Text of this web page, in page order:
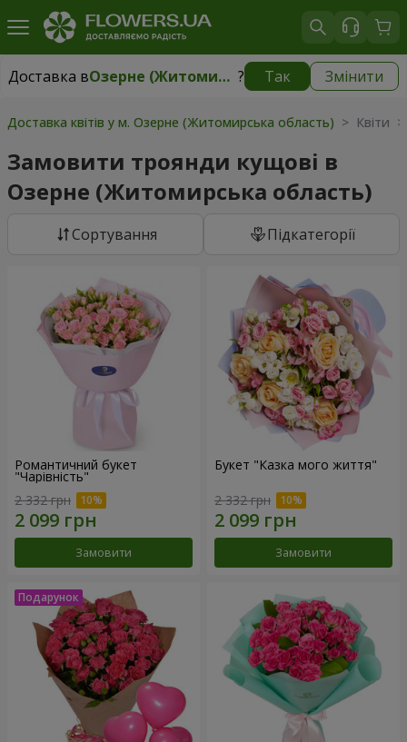
Доставка в Озерне (Житомирська область) ? Так Змінити
Доставка в безкоштовно
Доставка квітів у м. Озерне (Житомирська область) > Квіти
Замовити троянди кущові в
Озерне (Житомирська область)
Сортування Підкатегорії
Романтичний букет
"Чарівність"
2 332 грн
Замовити
Букет "Казка мого життя"
2 332 грн
Замовити